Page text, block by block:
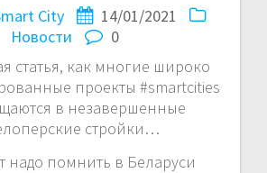
City
14/01/2021
Новости
0
статья, как многие широко
проекты #smartcities
в незавершенные
стройки…
надо помнить в Беларуси